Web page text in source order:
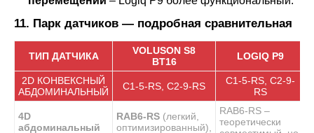
11. Парк датчиков — подробная сравнительная
ТИП ДАТЧИКА
VOLUSON S8
BT16
LOGIQ P9
2D КОНВЕКСНЫЙ
АБДОМИНАЛЬНЫЙ
C1-5-RS, C2-9-RS
C1-5-RS, C2-9-
RS
4D
абдоминальный
RAB6-RS (легкий,
оптимизированный),
RAB6-RS –
теоретически